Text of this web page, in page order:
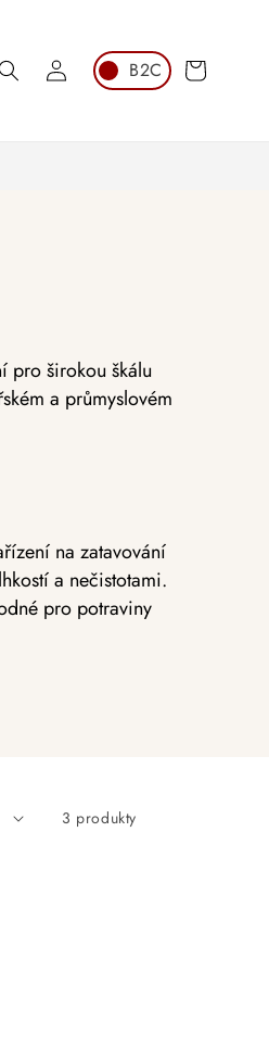
Přihlášení Košík
pro širokou škálu
a průmyslovém
na zatavování
a nečistotami.
pro potraviny
3 produkty